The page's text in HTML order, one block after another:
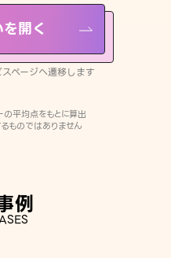
開く
ページへ遷移します
平均点をもとに算出
ものではありません
例